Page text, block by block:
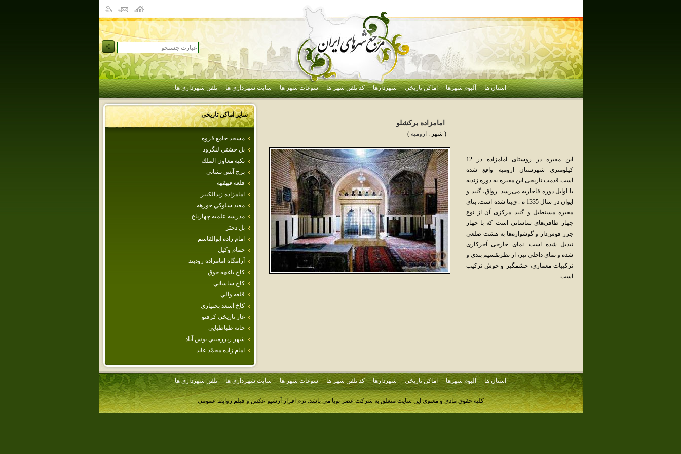
استان ها آلبوم شهرها اماکن تاریخی شهردارها کد تلفن شهر ها سوغات شهر ها سایت شهرداری ها تلفن شهرداری ها
سایر اماکن تاریخی
مسجد جامع قروه
پل خشتي لنگرود
تكيه‌ معاون‌ الملك‌
برج آتش نشاني
قلعه قهقهه
امامزاده زيدالكبير
معبد سلوكي‌ خورهه‌
مدرسه علميه چهارباغ
پل دختر
امام‌ زاده‌ ابوالقاسم‌
حمام وكيل
آرامگاه امامزاده رودبند
كاخ باغچه جوق
كاخ ساساني
قلعه‌ والي‌
كاخ اسعد بختياري
غار تاريخي كرفتو
خانه طباطبايي
شهر زيرزميني نوش آباد
امام‌ زاده‌ محمّد عابد
امامزاده بركشلو
( شهر : اروميه )
این‌ مقبره‌ در روستای‌ امامزاده‌ در 12
کیلومتری‌ شهرستان‌ ارومیه‌ واقع‌ شده‌
است‌.قدمت‌ تاریخی‌ این‌ مقبره‌ به‌ دوره‌ زندیه‌
یا اوایل‌ دوره‌ قاجاریه‌ می‌رسد. رواق‌، گنبد و
ایوان‌ در سال‌ 1335 ه . ق‌بنا شده‌ است‌. بنای‌
مقبره‌ مستطیل‌ و گنبد مرکزی‌ آن‌ از نوع‌
چهار طاقی‌های‌ ساسانی‌ است‌ که‌ با چهار
جرز قوس‌دار و گوشواره‌ها به‌ هشت‌ ضلعی‌
تبدیل‌ شده‌ است‌. نمای‌ خارجی‌ آجرکاری‌
شده‌ و نمای‌ داخلی‌ نیز، از نظرتقسیم‌ بندی‌ و
ترکیبات‌ معماری‌، چشمگیر و خوش‌ ترکیب‌
است‌
استان ها آلبوم شهرها اماکن تاریخی شهردارها کد تلفن شهر ها سوغات شهر ها سایت شهرداری ها تلفن شهرداری ها
کلیه حقوق مادی و معنوی این سایت متعلق به شرکت عصر پویا می باشد.نرم افزار آرشیو عکس و فیلم روابط عمومی